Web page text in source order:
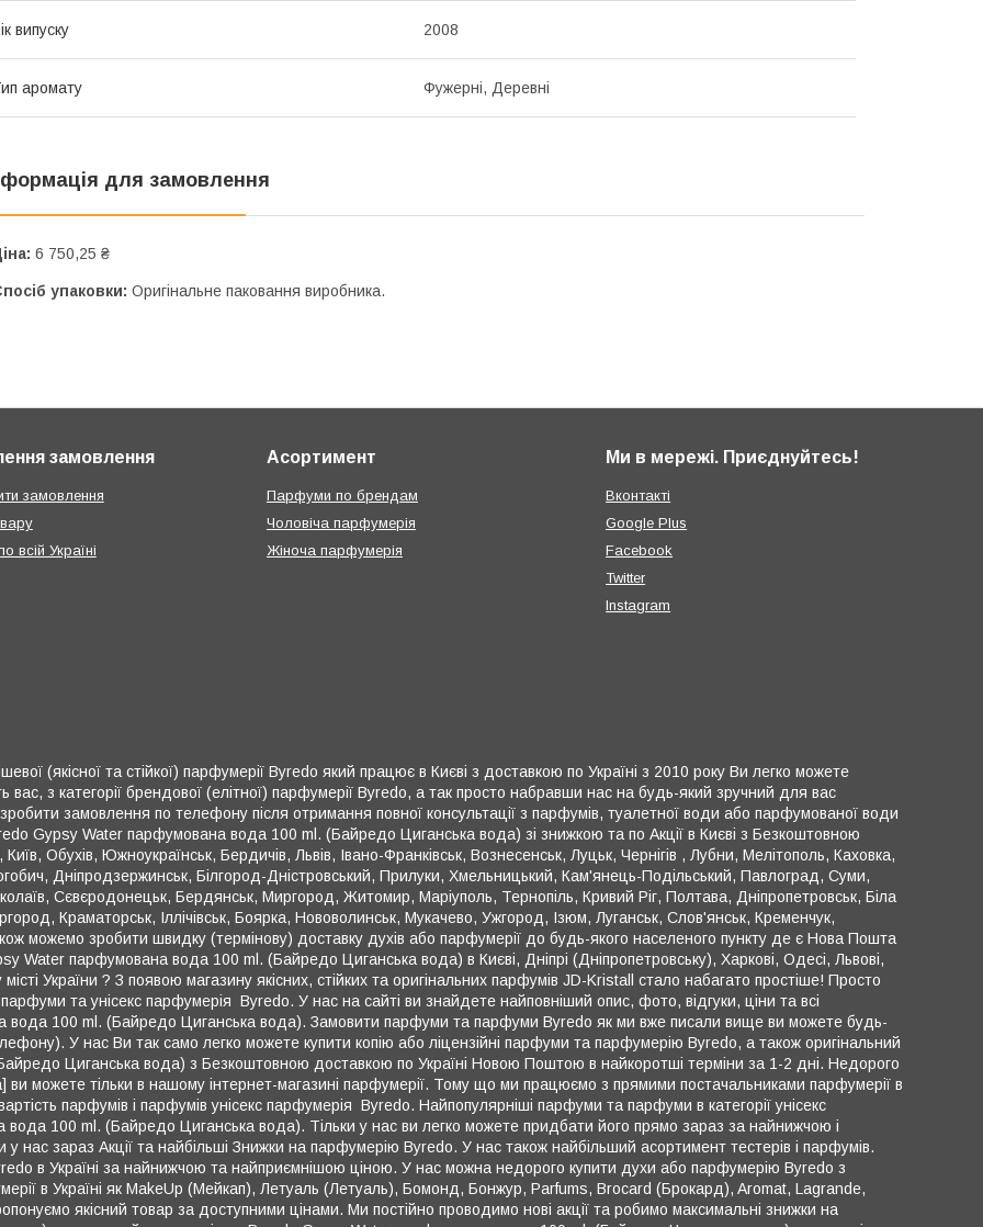
випуску 2008
аромату Фужерні, Деревні
для замовлення
6 750,25 ₴
упаковки: Оригінальне паковання виробника.
замовлення
замовлення
всій Україні
Асортимент
Парфуми по брендам
Чоловіча парфумерія
Жіноча парфумерія
Ми в мережі. Приєднуйтесь!
Вконтакті
Google Plus
Facebook
Twitter
Instagram
(якісної та стійкої) парфумерії Byredo який працює в Києві з доставкою по Україні з 2010 року Ви легко можете
з категорії брендової (елітної) парфумерії Byredo, а так просто набравши нас на будь-який зручний для вас
замовлення по телефону після отримання повної консультації з парфумів, туалетної води або парфумованої води
Gypsy Water парфумована вода 100 ml. (Байредо Циганська вода) зі знижкою та по Акції в Києві з Безкоштовною
Обухів, Южноукраїнськ, Бердичів, Львів, Івано-Франківськ, Вознесенськ, Луцьк, Чернігів , Лубни, Мелітополь, Каховка,
Дніпродзержинськ, Білгород-Дністровський, Прилуки, Хмельницький, Кам'янець-Подільський, Павлоград, Суми,
Сєвєродонецьк, Бердянськ, Миргород, Житомир, Маріуполь, Тернопіль, Кривий Ріг, Полтава, Дніпропетровськ, Біла
Краматорськ, Іллічівськ, Боярка, Нововолинськ, Мукачево, Ужгород, Ізюм, Луганськ, Слов'янськ, Кременчук,
можемо зробити швидку (термінову) доставку духів або парфумерії до будь-якого населеного пункту де є Нова Пошта
Water парфумована вода 100 ml. (Байредо Циганська вода) в Києві, Дніпрі (Дніпропетровську), Харкові, Одесі, Львові,
України ? З появою магазину якісних, стійких та оригінальних парфумів JD-Kristall стало набагато простіше! Просто
та унісекс парфумерія Byredo. У нас на сайті ви знайдете найповніший опис, фото, відгуки, ціни та всі
вода 100 ml. (Байредо Циганська вода). Замовити парфуми та парфуми Byredo як ми вже писали вище ви можете будь-
У нас Ви так само легко можете купити копію або ліцензійні парфуми та парфумерію Byredo, а також оригінальний
Циганська вода) з Безкоштовною доставкою по Україні Новою Поштою в найкоротші терміни за 1-2 дні. Недорого
ви можете тільки в нашому інтернет-магазині парфумерії. Тому що ми працюємо з прямими постачальниками парфумерії в
парфумів і парфумів унісекс парфумерія Byredo. Найпопулярніші парфуми та парфуми в категорії унісекс
100 ml. (Байредо Циганська вода). Тільки у нас ви легко можете придбати його прямо зараз за найнижчою і
у нас зараз Акції та найбільші Знижки на парфумерію Byredo. У нас також найбільший асортимент тестерів і парфумів.
в Україні за найнижчою та найприємнішою ціною. У нас можна недорого купити духи або парфумерію Byredo з
в Україні як MakeUp (Мейкап), Летуаль (Летуаль), Бомонд, Бонжур, Parfums, Brocard (Брокард), Aromat, Lagrande,
якісний товар за доступними цінами. Ми постійно проводимо нові акції та робимо максимальні знижки на